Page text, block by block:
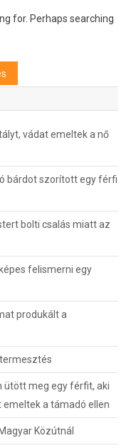
for. Perhaps searching
vádat emeltek a nő
bárdot szorított egy férfi
bolti csalás miatt az
felismerni egy
produkált a
ütött meg egy férfit, aki
emeltek a támadó ellen
Közútnál